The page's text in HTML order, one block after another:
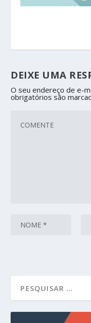
DEIXE UMA
O seu endereço de e-
obrigatórios são